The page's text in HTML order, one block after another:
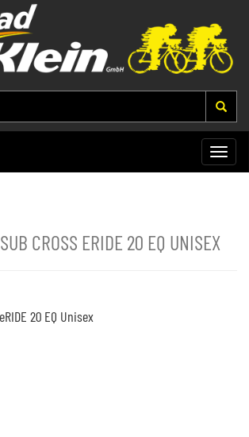
Toggle
SUB CROSS ERIDE 20 EQ UNISEX